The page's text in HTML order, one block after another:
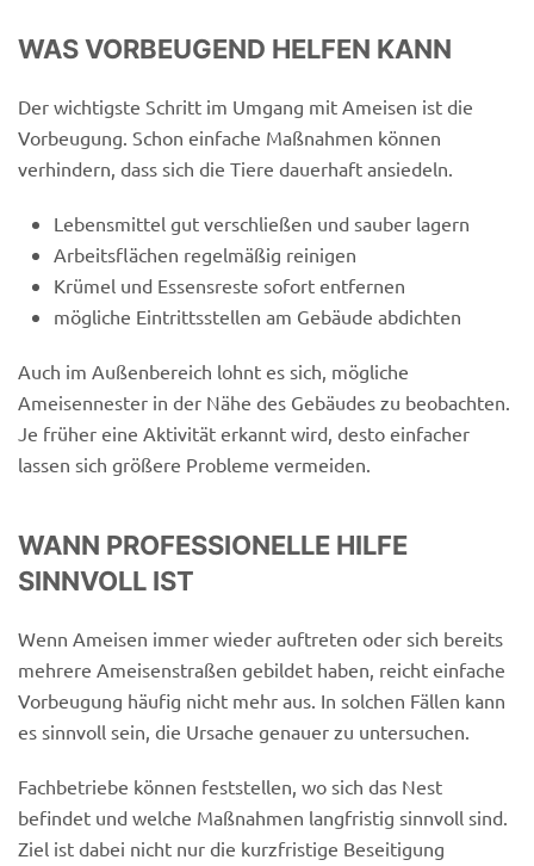
WAS VORBEUGEND HELFEN KANN
Der wichtigste Schritt im Umgang mit Ameisen ist die
Vorbeugung. Schon einfache Maßnahmen können
verhindern, dass sich die Tiere dauerhaft ansiedeln.
Lebensmittel gut verschließen und sauber lagern
Arbeitsflächen regelmäßig reinigen
Krümel und Essensreste sofort entfernen
mögliche Eintrittsstellen am Gebäude abdichten
Auch im Außenbereich lohnt es sich, mögliche
Ameisennester in der Nähe des Gebäudes zu beobachten.
Je früher eine Aktivität erkannt wird, desto einfacher
lassen sich größere Probleme vermeiden.
WANN PROFESSIONELLE HILFE
SINNVOLL IST
Wenn Ameisen immer wieder auftreten oder sich bereits
mehrere Ameisenstraßen gebildet haben, reicht einfache
Vorbeugung häufig nicht mehr aus. In solchen Fällen kann
es sinnvoll sein, die Ursache genauer zu untersuchen.
Fachbetriebe können feststellen, wo sich das Nest
befindet und welche Maßnahmen langfristig sinnvoll sind.
Ziel ist dabei nicht nur die kurzfristige Beseitigung